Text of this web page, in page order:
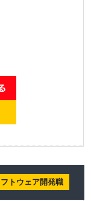
トウェア開発職